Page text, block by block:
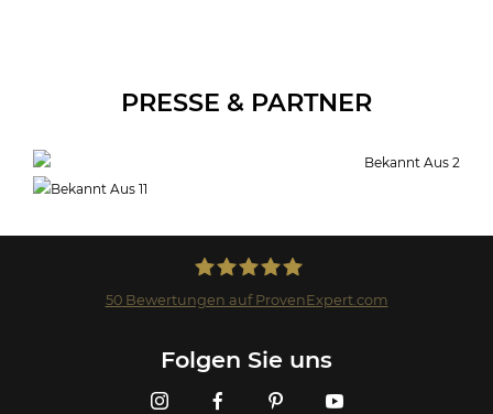
PRESSE & PARTNER
50Bewertungen auf ProvenExpert.com
Folgen Sie uns